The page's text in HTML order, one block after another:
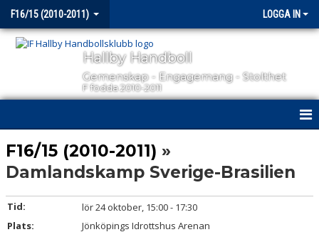
F16/15 (2010-2011) LOGGA IN
Hallby Handboll
Gemenskap - Engagemang - Stolthet
F födda 2010-2011
HEM
NYHETER
KALENDER
F16/15 (2010-2011) »
Damlandskamp Sverige-Brasilien
Tid:
lör 24 oktober, 15:00 - 17:30
Plats:
Jönköpings Idrottshus Arenan